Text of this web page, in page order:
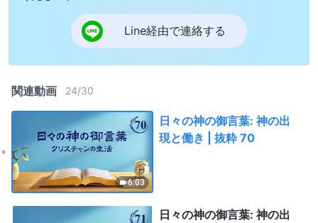
Line経由で連絡する
関連動画 24/30
6:03
日々の神の御言葉: 神の出
現と働き | 抜粋 70
日々の神の御言葉: 神の出